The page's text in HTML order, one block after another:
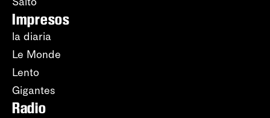
Impresos
la diaria
Le Monde
Lento
Gigantes
Radio